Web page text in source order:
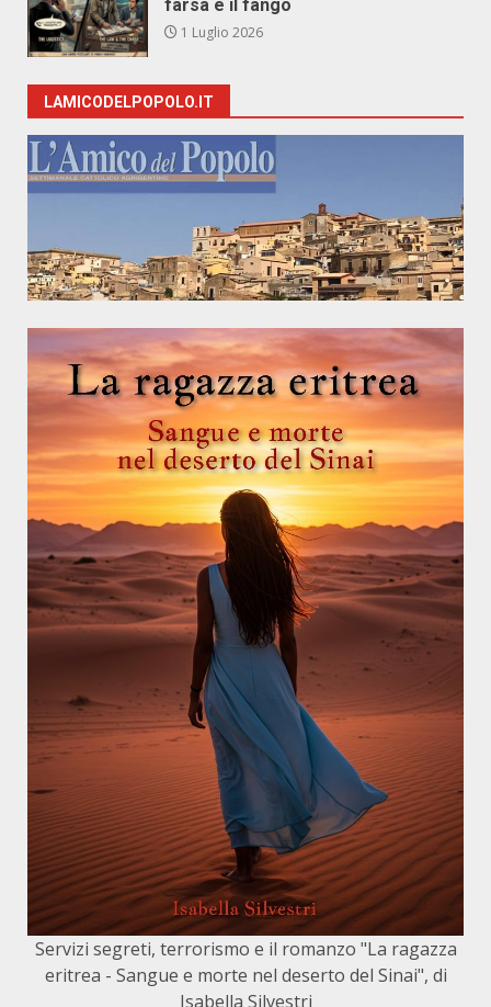
farsa e il fango
1 Luglio 2026
LAMICODELPOPOLO.IT
Servizi segreti, terrorismo e il romanzo "La ragazza
eritrea - Sangue e morte nel deserto del Sinai", di
Isabella Silvestri